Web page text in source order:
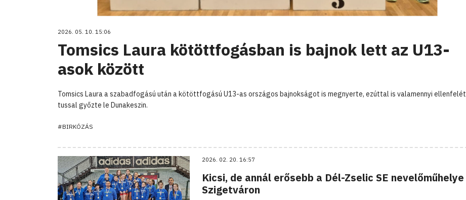
2026. 05. 10. 15:06
Tomsics Laura kötöttfogásban is bajnok lett az U13-
asok között
Tomsics Laura a szabadfogású után a kötöttfogású U13-as országos bajnokságot is megnyerte, ezúttal is valamennyi ellenfelét
tussal győzte le Dunakeszin.
#BIRKÓZÁS
2026. 02. 20. 16:57
Kicsi, de annál erősebb a Dél-Zselic SE nevelőműhelye
Szigetváron